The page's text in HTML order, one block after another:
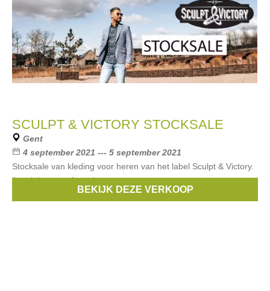
SCULPT & VICTORY STOCKSALE
Gent
4 september 2021 --- 5 september 2021
Stocksale van kleding voor heren van het label Sculpt & Victory.
1 stuk kopen = 1 gratis
Sculpt & Victory
BEKIJK DEZE VERKOOP